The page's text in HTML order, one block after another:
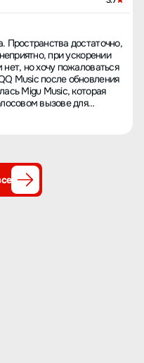
Пространства достаточно,
при ускорении
но хочу пожаловаться
Music после обновления
Migu Music, которая
вызове для